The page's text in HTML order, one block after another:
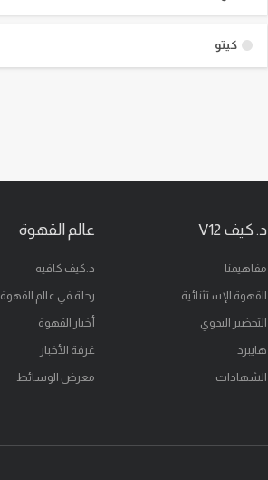
كيتو
د. كيف V12
مفاهيمنا
القهوة الإستثنائية
التحضير اليدوي
هايبرد
الشهادات
عالم القهوة
د.كيف كافيه
رحلة في عالم القهوة
أخبار القهوة
غرفة الأخبار
معرض الوسائط